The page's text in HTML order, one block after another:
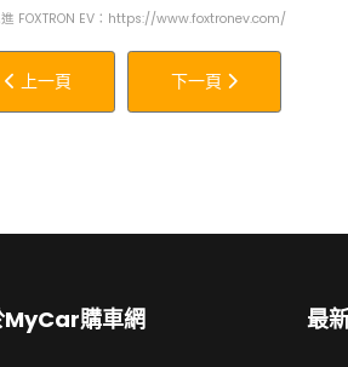
FOXTRON EV： https://www.foxtronev.com/
上一篇文章: FUSO今夏最扛霸「動紫趴」熱
上一頁 下一篇文章: 4/17~4/19
下一頁
MyCar購車網 最